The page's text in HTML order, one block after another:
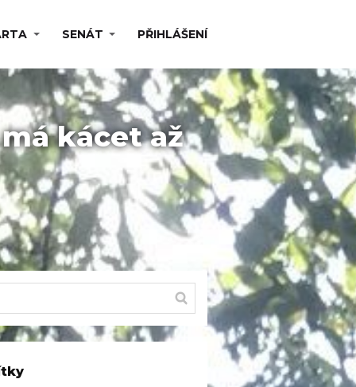
SENÁT PŘIHLÁŠENÍ
kácet až